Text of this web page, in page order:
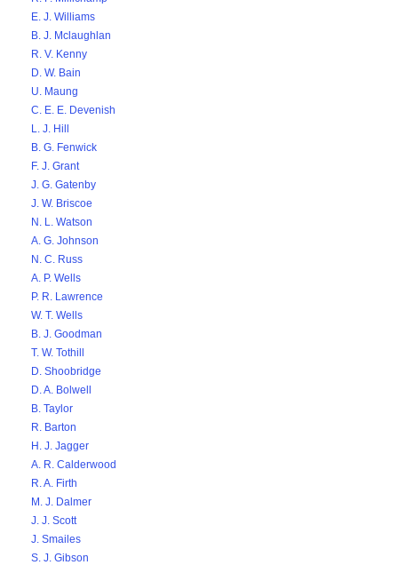
E. J. Williams
B. J. Mclaughlan
R. V. Kenny
D. W. Bain
U. Maung
C. E. E. Devenish
L. J. Hill
B. G. Fenwick
F. J. Grant
J. G. Gatenby
J. W. Briscoe
N. L. Watson
A. G. Johnson
N. C. Russ
A. P. Wells
P. R. Lawrence
W. T. Wells
B. J. Goodman
T. W. Tothill
D. Shoobridge
D. A. Bolwell
B. Taylor
R. Barton
H. J. Jagger
A. R. Calderwood
R. A. Firth
M. J. Dalmer
J. J. Scott
J. Smailes
S. J. Gibson